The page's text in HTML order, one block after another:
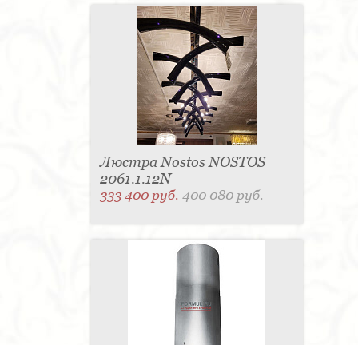
Люстра Nostos NOSTOS
2061.1.12N
333 400 руб.400 080 руб.